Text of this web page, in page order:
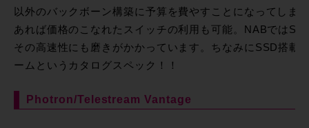
以外のバックボーン構築に予算を費やすことになってしま
あれば価格のこなれたスイッチの利用も可能。NABでは
その高速性にも磨きがかかっています。ちなみにSSD搭載
ームというカタログスペック！！
Photron/Telestream Vantage